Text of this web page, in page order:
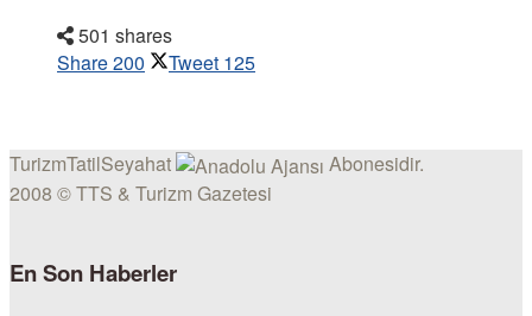
501 shares
Share200 Tweet 125
TurizmTatilSeyahat
Abonesidir.
2008 © TTS & Turizm Gazetesi
En Son Haberler